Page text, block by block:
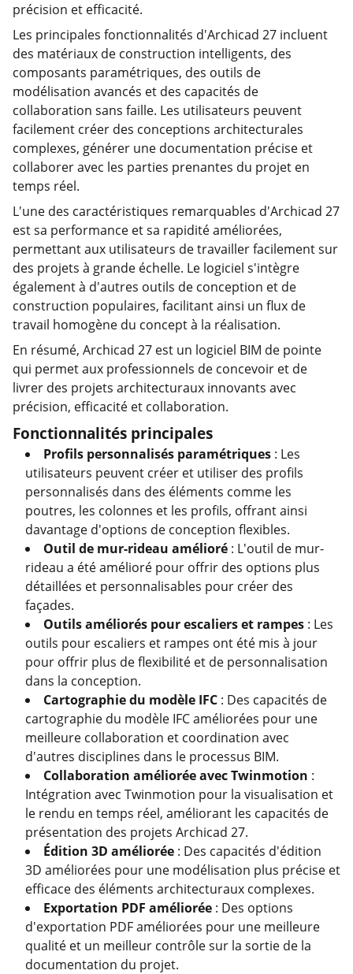
précision et efficacité.
Les principales fonctionnalités d'Archicad 27 incluent
des matériaux de construction intelligents, des
composants paramétriques, des outils de
modélisation avancés et des capacités de
collaboration sans faille. Les utilisateurs peuvent
facilement créer des conceptions architecturales
complexes, générer une documentation précise et
collaborer avec les parties prenantes du projet en
temps réel.
L'une des caractéristiques remarquables d'Archicad 27
est sa performance et sa rapidité améliorées,
permettant aux utilisateurs de travailler facilement sur
des projets à grande échelle. Le logiciel s'intègre
également à d'autres outils de conception et de
construction populaires, facilitant ainsi un flux de
travail homogène du concept à la réalisation.
En résumé, Archicad 27 est un logiciel BIM de pointe
qui permet aux professionnels de concevoir et de
livrer des projets architecturaux innovants avec
précision, efficacité et collaboration.
Fonctionnalités principales
Profils personnalisés paramétriques : Les
utilisateurs peuvent créer et utiliser des profils
personnalisés dans des éléments comme les
poutres, les colonnes et les profils, offrant ainsi
davantage d'options de conception flexibles.
Outil de mur-rideau amélioré : L'outil de mur-
rideau a été amélioré pour offrir des options plus
détaillées et personnalisables pour créer des
façades.
Outils améliorés pour escaliers et rampes : Les
outils pour escaliers et rampes ont été mis à jour
pour offrir plus de flexibilité et de personnalisation
dans la conception.
Cartographie du modèle IFC : Des capacités de
cartographie du modèle IFC améliorées pour une
meilleure collaboration et coordination avec
d'autres disciplines dans le processus BIM.
Collaboration améliorée avec Twinmotion :
Intégration avec Twinmotion pour la visualisation et
le rendu en temps réel, améliorant les capacités de
présentation des projets Archicad 27.
Édition 3D améliorée : Des capacités d'édition
3D améliorées pour une modélisation plus précise et
efficace des éléments architecturaux complexes.
Exportation PDF améliorée : Des options
d'exportation PDF améliorées pour une meilleure
qualité et un meilleur contrôle sur la sortie de la
documentation du projet.